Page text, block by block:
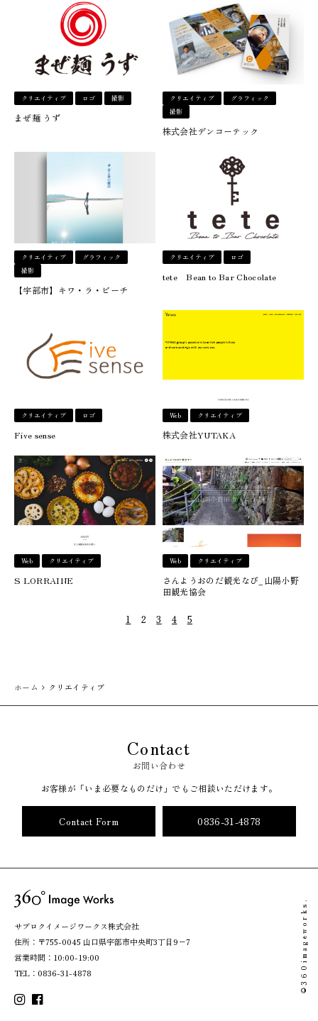
クリエイティブ ロゴ 撮影
まぜ麺 うず
クリエイティブ
グラフィック
撮影
株式会社デンコーテック
クリエイティブ
グラフィック
撮影
【宇部市】キワ・ラ・ビーチ
クリエイティブ ロゴ
tete Bean to Bar Chocolate
クリエイティブ ロゴ
Five sense
Web クリエイティブ
株式会社YUTAKA
Web クリエイティブ
S LORRAINE
Web クリエイティブ
さんようおのだ観光なび_山陽小野
田観光協会
1 2 3 4 5
ホーム クリエイティブ
Contact
お問い合わせ
お客様が「いま必要なものだけ」でもご相談いただけます。
Contact Form 0836-31-4878
サブロクイメージワークス株式会社
住所：〒755-0045 山口県宇部市中央町3丁目9−7
営業時間：10:00-19:00
TEL： 0836-31-4878 ©360imageworks.